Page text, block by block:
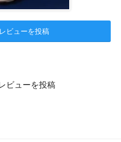
ビューを投稿
ビューを投稿